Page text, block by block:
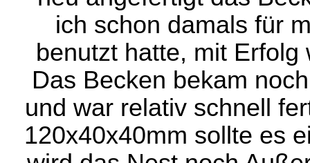
ich schon damals für
benutzt hatte, mit
Das Becken bekam
und war relativ schnell
120x40x40mm sollte es